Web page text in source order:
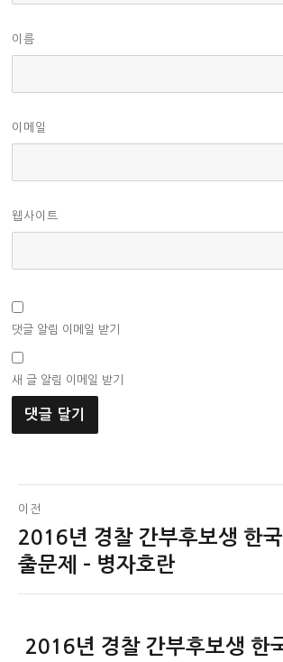
이름
이메일
웹사이트
댓글 알림 이메일 받기
새 글 알림 이메일 받기
글
탐
색
이전
이
전
2016년 경찰 간부후보생 한
출문제 – 병자호란
다2016년 경찰 간부후보생 한